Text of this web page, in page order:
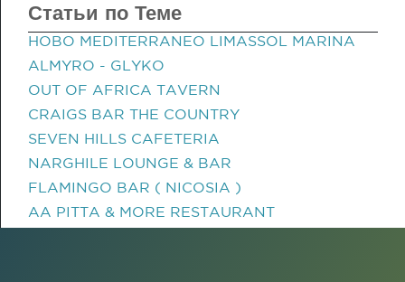
Статьи по Теме
HOBO MEDITERRANEO LIMASSOL MARINA
ALMYRO - GLYKO
OUT OF AFRICA TAVERN
CRAIGS BAR THE COUNTRY
SEVEN HILLS CAFETERIA
NARGHILE LOUNGE & BAR
FLAMINGO BAR ( NICOSIA )
AA PITTA & MORE RESTAURANT